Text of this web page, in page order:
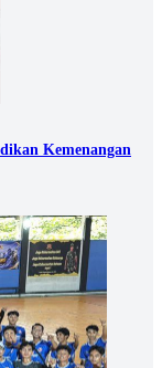
Kemenangan